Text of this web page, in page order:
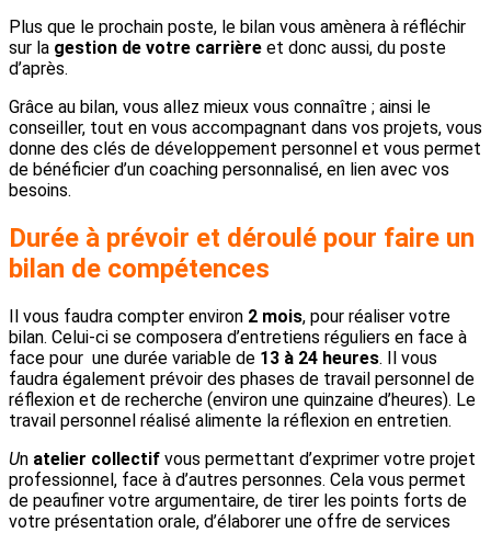
Plus que le prochain poste, le bilan vous amènera à réfléchir
sur la gestion de votre carrière et donc aussi, du poste
d’après.
Grâce au bilan, vous allez mieux vous connaître ; ainsi le
conseiller, tout en vous accompagnant dans vos projets, vous
donne des clés de développement personnel et vous permet
de bénéficier d’un coaching personnalisé, en lien avec vos
besoins.
Durée à prévoir et déroulé pour faire un
bilan de compétences
Il vous faudra compter environ 2 mois, pour réaliser votre
bilan. Celui-ci se composera d’entretiens réguliers en face à
face pour une durée variable de 13 à 24 heures. Il vous
faudra également prévoir des phases de travail personnel de
réflexion et de recherche (environ une quinzaine d’heures). Le
travail personnel réalisé alimente la réflexion en entretien.
Un atelier collectif vous permettant d’exprimer votre projet
professionnel, face à d’autres personnes. Cela vous permet
de peaufiner votre argumentaire, de tirer les points forts de
votre présentation orale, d’élaborer une offre de services